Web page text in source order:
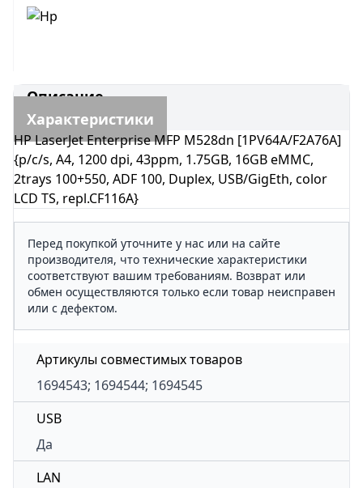
Описание
Характеристики
HP LaserJet Enterprise MFP M528dn [1PV64A/F2A76A]
{p/c/s, A4, 1200 dpi, 43ppm, 1.75GB, 16GB eMMC,
2trays 100+550, ADF 100, Duplex, USB/GigEth, color
LCD TS, repl.CF116A}
Перед покупкой уточните у нас или на сайте
производителя, что технические характеристики
соответствуют вашим требованиям. Возврат или
обмен осуществляются только если товар неисправен
или с дефектом.
Артикулы совместимых товаров
1694543; 1694544; 1694545
USB
Да
LAN